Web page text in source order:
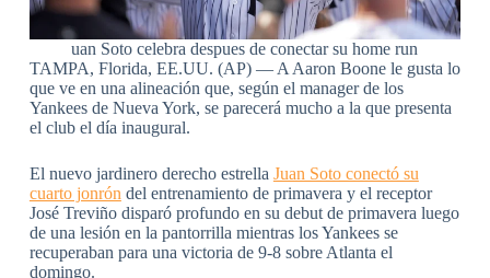
uan Soto celebra despues de conectar su home run
TAMPA, Florida, EE.UU. (AP) — A Aaron Boone le gusta lo
que ve en una alineación que, según el manager de los
Yankees de Nueva York, se parecerá mucho a la que presenta
el club el día inaugural.
El nuevo jardinero derecho estrella Juan Soto conectó su
cuarto jonrón del entrenamiento de primavera y el receptor
José Treviño disparó profundo en su debut de primavera luego
de una lesión en la pantorrilla mientras los Yankees se
recuperaban para una victoria de 9-8 sobre Atlanta el
domingo.